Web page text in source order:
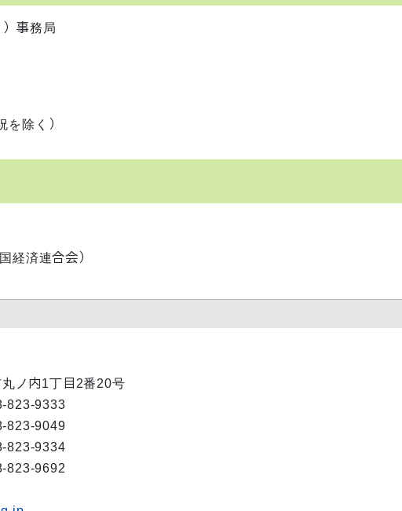
事務局
除く）
経済連合会）
ノ内1丁目2番20号
823-9333
823-9049
823-9334
823-9692